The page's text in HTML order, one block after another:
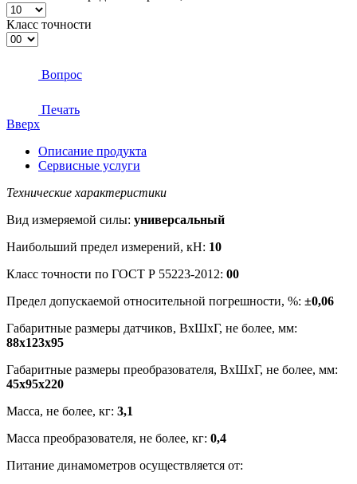
Класс точности
Вопрос
Печать
Вверх
Описание продукта
Сервисные услуги
Технические характеристики
Вид измеряемой силы: универсальный
Наибольший предел измерений, кН: 10
Класс точности по ГОСТ Р 55223-2012: 00
Предел допускаемой относительной погрешности, %: ±0,06
Габаритные размеры датчиков, ВхШхГ, не более, мм:
88х123х95
Габаритные размеры преобразователя, ВхШхГ, не более, мм:
45х95х220
Масса, не более, кг: 3,1
Масса преобразователя, не более, кг: 0,4
Питание динамометров осуществляется от: